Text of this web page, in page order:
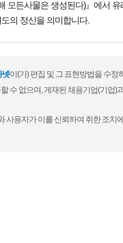
모든사물은 생성된다)』에서
의 정신을 의미합니다.
넷이(가) 편집 및 그 표현방법을 수정
수 없으며, 게재된 채용기업(기업)
사용자가 이를 신뢰하여 취한 조치